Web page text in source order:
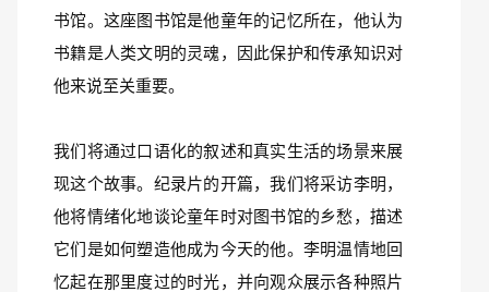
书馆。这座图书馆是他童年的记忆所在，他认为
书籍是人类文明的灵魂，因此保护和传承知识对
他来说至关重要。
我们将通过口语化的叙述和真实生活的场景来展
现这个故事。纪录片的开篇，我们将采访李明，
他将情绪化地谈论童年时对图书馆的乡愁，描述
它们是如何塑造他成为今天的他。李明温情地回
忆起在那里度过的时光，并向观众展示各种照片